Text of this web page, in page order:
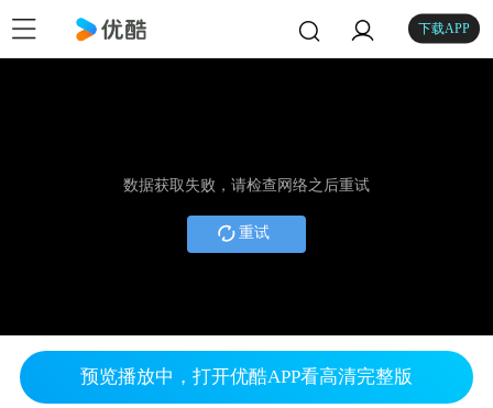
下载APP
数据获取失败，请检查网络之后重试
重试
预览播放中，打开优酷APP看高清完整版